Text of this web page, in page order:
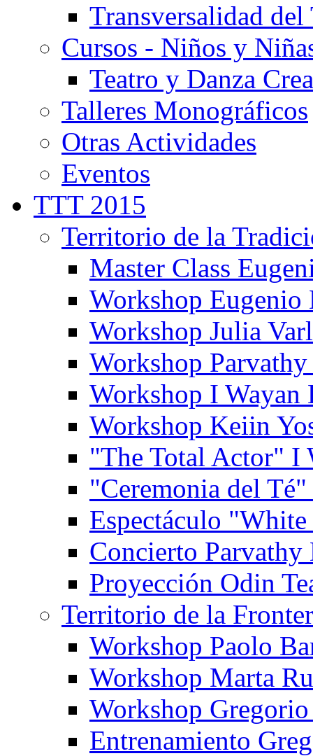
Transversalidad del
Cursos - Niños y
Teatro y Danza
Talleres Monográficos
Otras Actividades
Eventos
TTT 2015
Territorio de la
Master Class
Workshop Eugenio
Workshop Julia
Workshop
Workshop I Wayan
Workshop Keiin
"The Total Actor" I
"Ceremonia del
Espectáculo
Concierto Parvathy
Proyección Odin
Territorio de la
Workshop Paolo
Workshop Marta
Workshop
Entrenamiento